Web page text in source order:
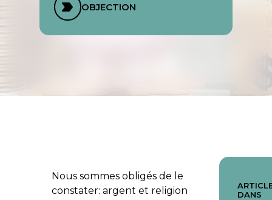
OBJECTION
Nous sommes obligés de le
constater: argent et religion
DANS